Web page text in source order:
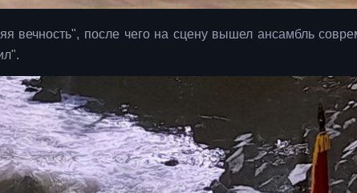
вечность", после чего на сцену вышел ансамбль